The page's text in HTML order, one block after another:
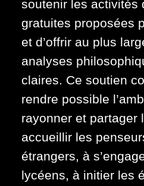
soutenir les activités
gratuites proposées
et d’offrir au plus
analyses
claires. Ce soutien
rendre possible
rayonner et partager
accueillir les
étrangers, à
lycéens, à initier les